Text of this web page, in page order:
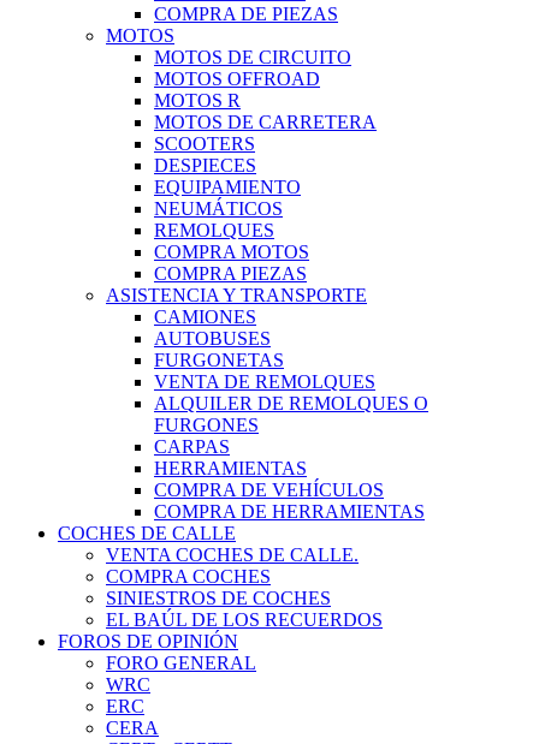
COMPRA DE PIEZAS
MOTOS
MOTOS DE CIRCUITO
MOTOS OFFROAD
MOTOS R
MOTOS DE CARRETERA
SCOOTERS
DESPIECES
EQUIPAMIENTO
NEUMÁTICOS
REMOLQUES
COMPRA MOTOS
COMPRA PIEZAS
ASISTENCIA Y TRANSPORTE
CAMIONES
AUTOBUSES
FURGONETAS
VENTA DE REMOLQUES
ALQUILER DE REMOLQUES O
FURGONES
CARPAS
HERRAMIENTAS
COMPRA DE VEHÍCULOS
COMPRA DE HERRAMIENTAS
COCHES DE CALLE
VENTA COCHES DE CALLE.
COMPRA COCHES
SINIESTROS DE COCHES
EL BAÚL DE LOS RECUERDOS
FOROS DE OPINIÓN
FORO GENERAL
WRC
ERC
CERA